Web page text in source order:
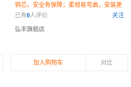
铜芯，安全有保障；柔韧易弯曲，安装更
便捷；环保材料，健康无害；
已有0人评价
关注
弘丰旗舰店
加入购物车 对比